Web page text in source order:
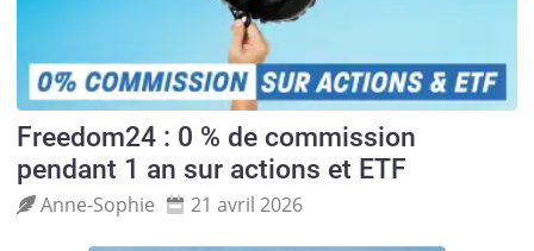
Freedom24 : 0 % de commission
pendant 1 an sur actions et ETF
Anne‑Sophie 21 avril 2026